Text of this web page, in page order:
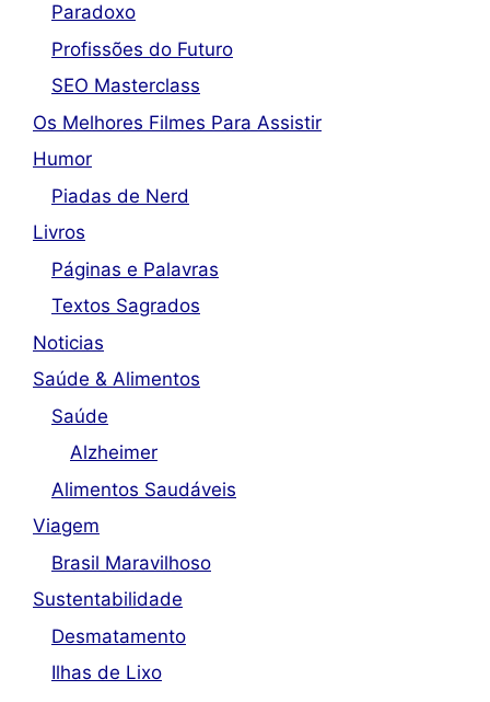
Paradoxo
Profissões do Futuro
SEO Masterclass
Os Melhores Filmes Para Assistir
Humor
Piadas de Nerd
Livros
Páginas e Palavras
Textos Sagrados
Noticias
Saúde & Alimentos
Saúde
Alzheimer
Alimentos Saudáveis
Viagem
Brasil Maravilhoso
Sustentabilidade
Desmatamento
Ilhas de Lixo